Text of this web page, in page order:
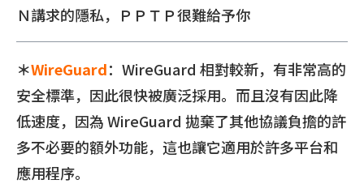
Ｎ講求的隱私，ＰＰＴＰ很難給予你
＊WireGuard：WireGuard 相對較新，有非常高的
安全標準，因此很快被廣泛採用。而且沒有因此降
低速度，因為 WireGuard 拋棄了其他協議負擔的許
多不必要的額外功能，這也讓它適用於許多平台和
應用程序。